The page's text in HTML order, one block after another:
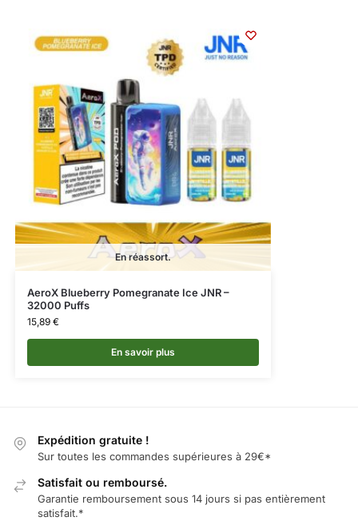
En réassort.
AeroX Blueberry Pomegranate Ice JNR –
32000 Puffs
15,89 €
En savoir plus
Expédition gratuite !
Sur toutes les commandes supérieures à 29€*
Satisfait ou remboursé.
Garantie remboursement sous 14 jours si pas entièrement
satisfait.*